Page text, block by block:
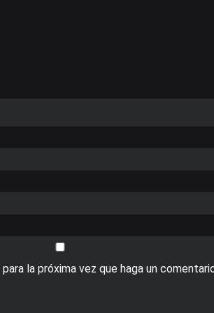
la próxima vez que haga un